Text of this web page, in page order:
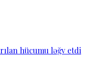
hücumu ləğv etdi